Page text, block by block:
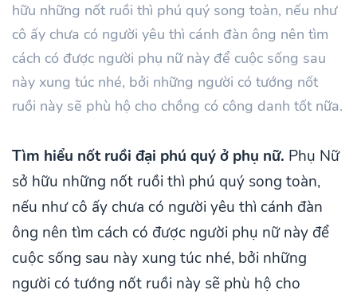
hữu những nốt ruồi thì phú quý song toàn, nếu như
cô ấy chưa có người yêu thì cánh đàn ông nên tìm
cách có được người phụ nữ này để cuộc sống sau
này xung túc nhé, bởi những người có tướng nốt
ruồi này sẽ phù hộ cho chồng có công danh tốt nữa.
Tìm hiểu nốt ruồi đại phú quý ở phụ nữ. Phụ Nữ
sở hữu những nốt ruồi thì phú quý song toàn,
nếu như cô ấy chưa có người yêu thì cánh đàn
ông nên tìm cách có được người phụ nữ này để
cuộc sống sau này xung túc nhé, bởi những
người có tướng nốt ruồi này sẽ phù hộ cho